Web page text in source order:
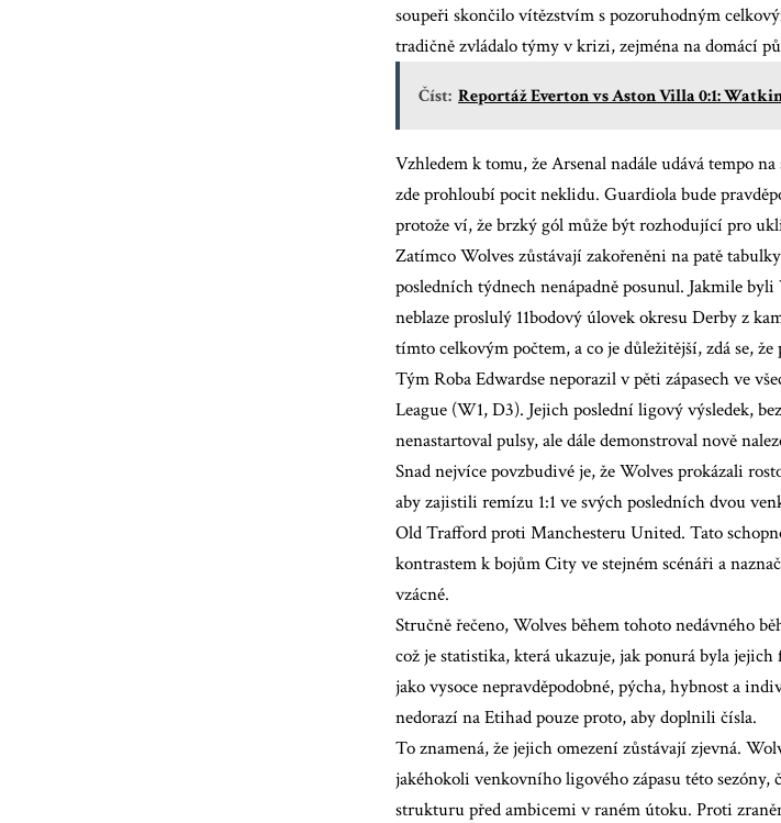
soupeři skončilo vítězstvím s pozoruhodným
tradičně zvládalo týmy v krizi, zejména na domácí
Číst: Reportáž Everton vs Aston Villa 0:1:
Vzhledem k tomu, že Arsenal nadále udává tempo
zde prohloubí pocit neklidu. Guardiola bude
protože ví, že brzký gól může být rozhodující pro
Zatímco Wolves zůstávají zakořeněni na patě
posledních týdnech nenápadně posunul. Jakmile
neblaze proslulý 11bodový úlovek okresu Derby z
tímto celkovým počtem, a co je důležitější, zdá se,
Tým Roba Edwardse neporazil v pěti zápasech ve
League (W1, D3). Jejich poslední ligový výsledek,
nenastartoval pulsy, ale dále demonstroval nově
Snad nejvíce povzbudivé je, že Wolves prokázali
aby zajistili remízu 1:1 ve svých posledních dvou
Old Trafford proti Manchesteru United. Tato
kontrastem k bojům City ve stejném scénáři a
vzácné.
Stručně řečeno, Wolves během tohoto nedávného
což je statistika, která ukazuje, jak ponurá byla
jako vysoce nepravděpodobné, pýcha, hybnost a
nedorazí na Etihad pouze proto, aby doplnili čísla.
To znamená, že jejich omezení zůstávají zjevná.
jakéhokoli venkovního ligového zápasu této
strukturu před ambicemi v raném útoku. Proti